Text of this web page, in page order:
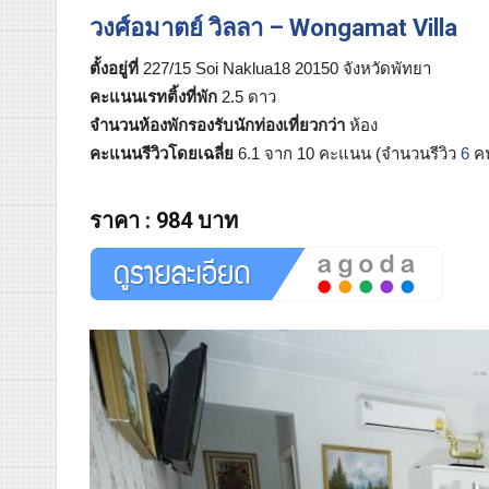
วงศ์อมาตย์ วิลลา – Wongamat Villa
ตั้งอยู่ที่ 227/15 Soi Naklua18 20150 จังหวัดพัทยา
คะแนนเรทติ้งที่พัก 2.5 ดาว
จำนวนห้องพักรองรับนักท่องเที่ยวกว่า ห้อง
คะแนนรีวิวโดยเฉลี่ย 6.1 จาก 10 คะแนน (จำนวนรีวิว 6 ค
ราคา : 984 บาท